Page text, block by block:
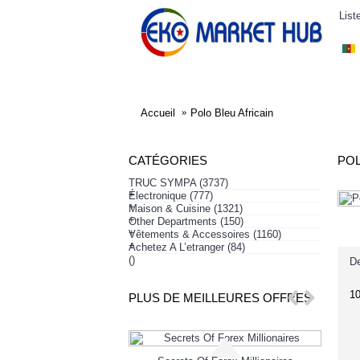
Accueil Polo Bleu Africain
CATÉGORIES
TRUC SYMPA (3737)
+
Électronique (777)
+
Maison & Cuisine (1321)
+
Other Departments (150)
+
Vêtements & Accessoires (1160)
+
Achetez A L’etranger (84)
()
PLUS DE MEILLEURES OFFRES